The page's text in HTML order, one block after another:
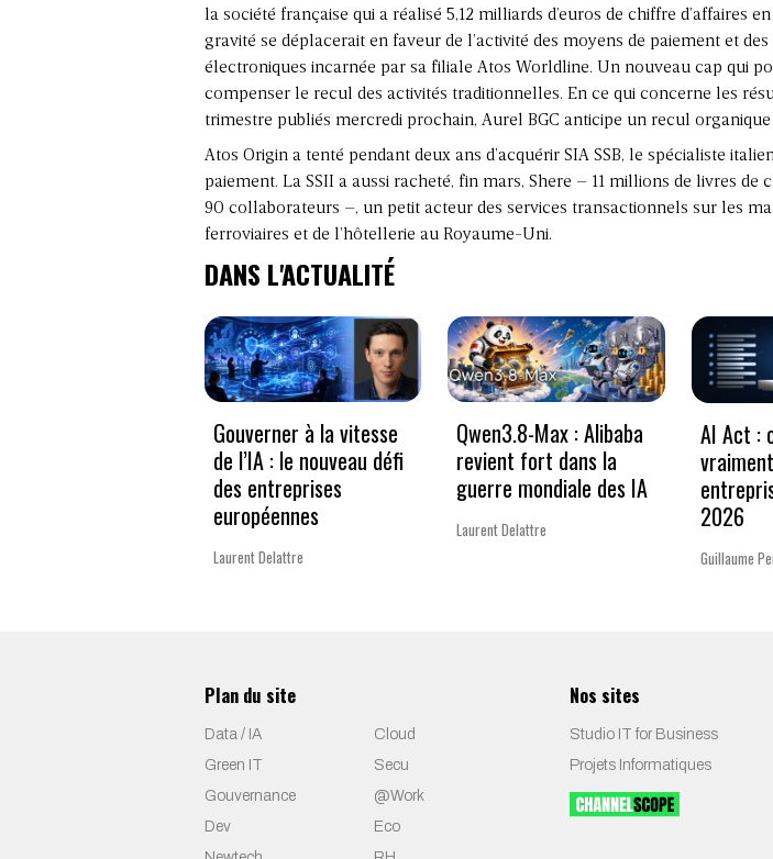
la société française qui a réalisé 5,12 milliards d’euros de chiffre d’affaires
gravité se déplacerait en faveur de l’activité des moyens de paiement et
électroniques incarnée par sa filiale Atos Worldline. Un nouveau cap qui
compenser le recul des activités traditionnelles. En ce qui concerne les
trimestre publiés mercredi prochain, Aurel BGC anticipe un recul organique
Atos Origin a tenté pendant deux ans d’acquérir SIA SSB, le spécialiste
paiement. La SSII a aussi racheté, fin mars, Shere – 11 millions de livres de
90 collaborateurs –, un petit acteur des services transactionnels sur les
ferroviaires et de l’hôtellerie au Royaume-Uni.
DANS L'ACTUALITÉ
Gouverner à la vitesse
de l’IA : le nouveau défi
des entreprises
européennes
Laurent Delattre
Qwen3.8-Max : Alibaba
revient fort dans la
guerre mondiale des IA
Laurent Delattre
AI Act :
2026
Guillaume
Plan du site
Data / IA
Cloud
Green IT
Secu
Gouvernance
@Work
Dev
Eco
Nos sites
Studio IT for Business
Projets Informatiques